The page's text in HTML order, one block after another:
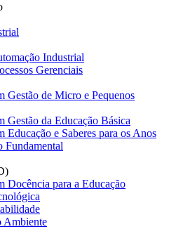
Industrial
Gerenciais
Gestão de Micro e Pequenos
Gestão da Educação Básica
Educação e Saberes para os Anos
Fundamental
Docência para a Educação
Ambiente